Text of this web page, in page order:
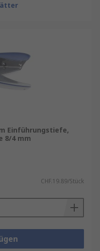
Einführungstiefe,
8/4 mm
CHF.19.89/Stück